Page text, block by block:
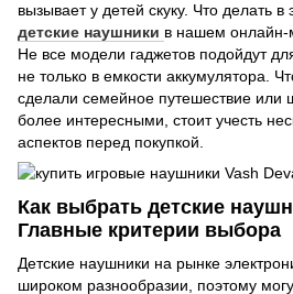
вызывает у детей скуку. Что делать в
детские наушники в нашем онлайн-
Не все модели гаджетов подойдут
не только в емкости аккумулятора.
сделали семейное путешествие или
более интересными, стоит учесть
аспектов перед покупкой.
Как выбрать детские
Главные критерии выбора
Детские наушники на рынке
широком разнообразии, поэтому